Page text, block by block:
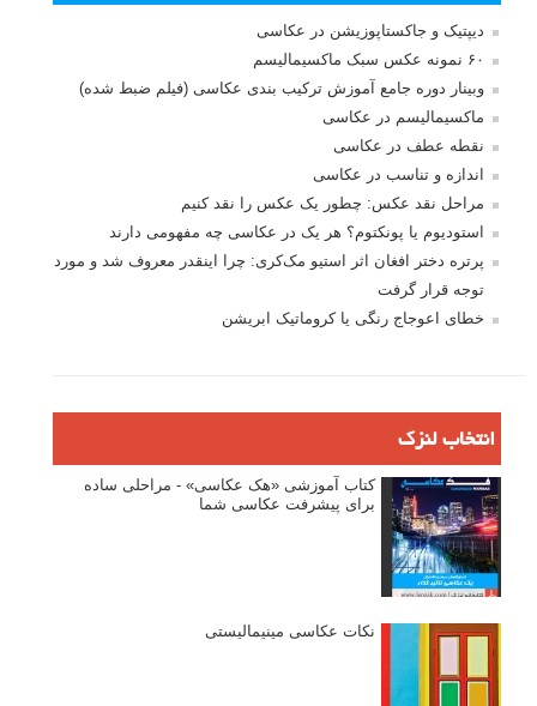
دیپتیک و جاکستا‌پوزیشن در عکاسی
۶۰ نمونه عکس سبک ماکسیمالیسم
وبینار دوره جامع آموزش ترکیب بندی عکاسی (فیلم ضبط شده)
ماکسیمالیسم در عکاسی
نقطه عطف در عکاسی
اندازه و تناسب در عکاسی
مراحل نقد عکس: چطور یک عکس را نقد کنیم
استودیوم یا پونکتوم؟ هر یک در عکاسی چه مفهومی دارند
پرتره دختر افغان اثر استیو مک‌کری: چرا اینقدر معروف شد و مورد
توجه قرار گرفت
خطای اعوجاج رنگی یا کروماتیک ابریشن
انتخاب لنزک
کتاب آموزشی «هک عکاسی» - مراحلی ساده
برای پیشرفت عکاسی شما
نکات عکاسی مینیمالیستی